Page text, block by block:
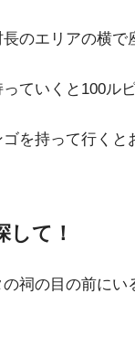
のエリアの横で
ていくと100ル
を持って行くと
して！
祠の目の前にい